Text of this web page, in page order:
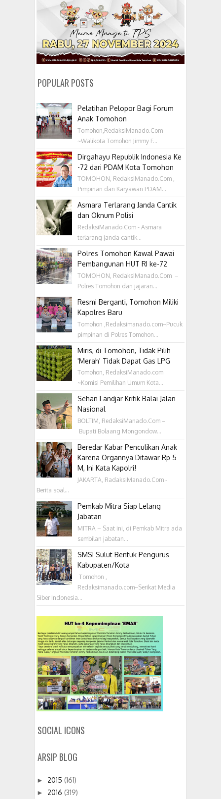
POPULAR POSTS
Pelatihan Pelopor Bagi Forum
Anak Tomohon
Tomohon,RedaksiManado.Com
~Walikota Tomohon Jimmy F...
Dirgahayu Republik Indonesia Ke
-72 dari PDAM Kota Tomohon
TOMOHON, RedaksiManado.Com ,
Pimpinan dan Karyawan PDAM...
Asmara Terlarang Janda Cantik
dan Oknum Polisi
RedaksiManado.Com - Asmara
terlarang janda cantik...
Polres Tomohon Kawal Pawai
Pembangunan HUT RI ke-72
TOMOHON, RedaksiManado.Com –
Polres Tomohon dan jajaran...
Resmi Berganti, Tomohon Miliki
Kapolres Baru
Tomohon ,Redaksimanado.com~Pucuk
pimpinan di Polres Tomohon...
Miris, di Tomohon, Tidak Pilih
'Merah' Tidak Dapat Gas LPG
Tomohon, RedaksiManado.com
~Komisi Pemilihan Umum Kota...
Sehan Landjar Kritik Balai Jalan
Nasional
BOLTIM, RedaksiManado.Com –
Bupati Bolaang Mongondow...
Beredar Kabar Penculikan Anak
Karena Organnya Ditawar Rp 5
M, Ini Kata Kapolri!
JAKARTA, RadaksiManado.Com -
Berita soal...
Pemkab Mitra Siap Lelang
Jabatan
MITRA – Saat ini, di Pemkab Mitra ada
sembilan jabatan...
SMSI Sulut Bentuk Pengurus
Kabupaten/Kota
‎ Tomohon ,
Redaksimanado.com~Serikat Media
Siber Indonesia...
SOCIAL ICONS
ARSIP BLOG
► 2015 (161)
► 2016 (319)